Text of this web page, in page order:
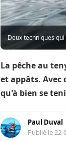
Deux techniques
La pêche au
et appâts. Avec
qu'à bien se
Paul Duval
Publié le 22-